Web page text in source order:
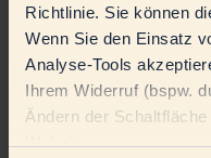
Richtlinie. Sie können
Wenn Sie den Einsatz
Analyse-Tools
Ihrem Widerruf (bspw.
Ändern der
Website.
DMK eG: Die
Unternehmen
Die Deutsches Milchkontor
Molkereigenossenschaft,